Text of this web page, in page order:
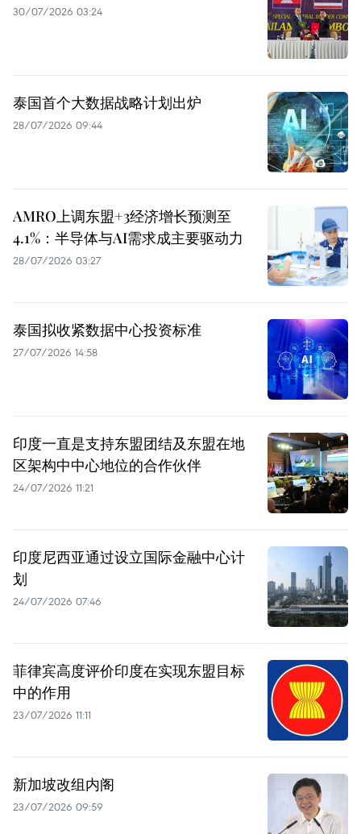
30/07/2026 03:24
泰国首个大数据战略计划出炉
28/07/2026 09:44
AMRO上调东盟+3经济增长预测至
4.1%：半导体与AI需求成主要驱动力
28/07/2026 03:27
泰国拟收紧数据中心投资标准
27/07/2026 14:58
印度一直是支持东盟团结及东盟在地
区架构中中心地位的合作伙伴
24/07/2026 11:21
印度尼西亚通过设立国际金融中心计
划
24/07/2026 07:46
菲律宾高度评价印度在实现东盟目标
中的作用
23/07/2026 11:11
新加坡改组内阁
23/07/2026 09:59